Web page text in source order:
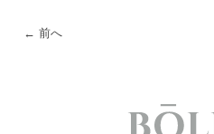
← 前へ